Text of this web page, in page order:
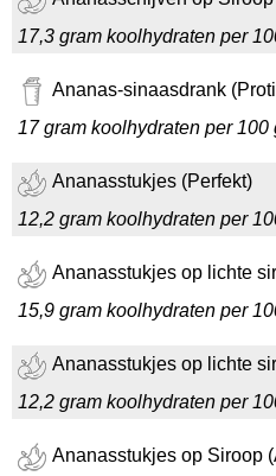
17,3 gram koolhydraten per
Ananas-sinaasdrank
17 gram koolhydraten per 100
Ananasstukjes (Perfekt)
12,2 gram koolhydraten per
Ananasstukjes op lichte
15,9 gram koolhydraten per
Ananasstukjes op lichte
12,2 gram koolhydraten per
Ananasstukjes op Siroop